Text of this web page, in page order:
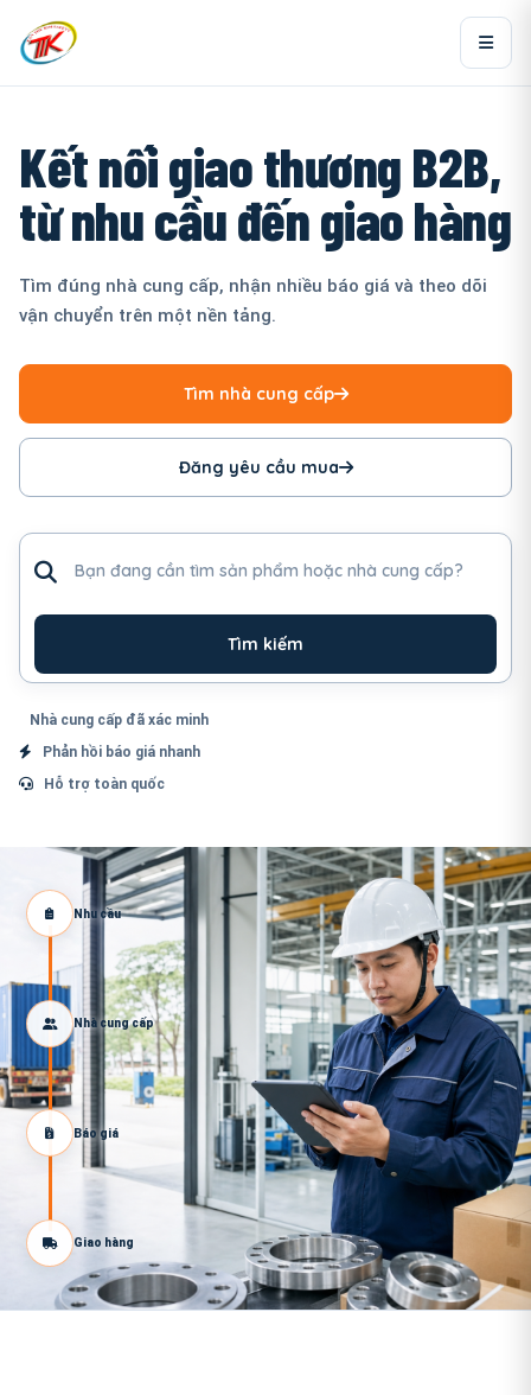
Kết nối giao thương B2B,
từ nhu cầu đến giao hàng
Tìm đúng nhà cung cấp, nhận nhiều báo giá và theo dõi
vận chuyển trên một nền tảng.
Tìm nhà cung cấp
Đăng yêu cầu mua
Tìm kiếm
Nhà cung cấp đã xác minh
Phản hồi báo giá nhanh
Hỗ trợ toàn quốc
Nhu cầu
Nhà cung cấp
Báo giá
Giao hàng